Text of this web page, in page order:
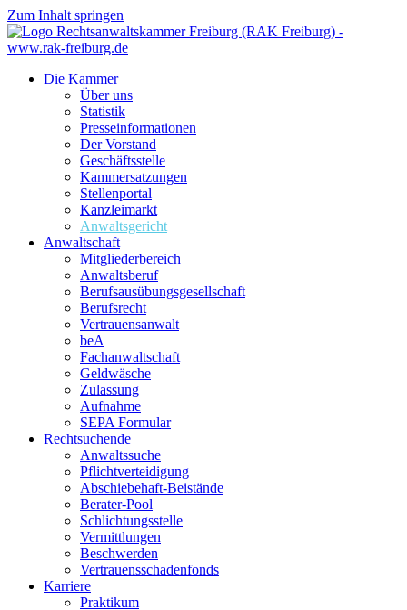
Zum Inhalt springen
Die Kammer
Über uns
Statistik
Presseinformationen
Der Vorstand
Geschäftsstelle
Kammersatzungen
Stellenportal
Kanzleimarkt
Anwaltsgericht
Anwaltschaft
Mitgliederbereich
Anwaltsberuf
Berufsausübungs­gesellschaft
Berufsrecht
Vertrauensanwalt
beA
Fachanwaltschaft
Geldwäsche
Zulassung
Aufnahme
SEPA Formular
Rechtsuchende
Anwaltssuche
Pflichtverteidigung
Abschiebehaft-Beistände
Berater-Pool
Schlichtungsstelle
Vermittlungen
Beschwerden
Vertrauensschadenfonds
Karriere
Praktikum